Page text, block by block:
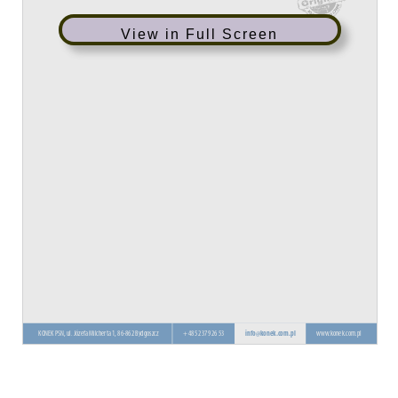
View in Full Screen